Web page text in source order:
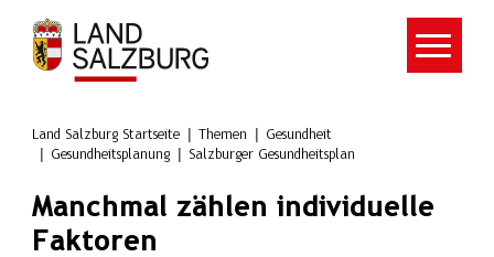
Zum Hauptinhalt springen
Land Salzburg Startseite Themen
Gesundheit
Gesundheitsplanung
Salzburger Gesundheitsplan
Manchmal zählen individuelle
Faktoren